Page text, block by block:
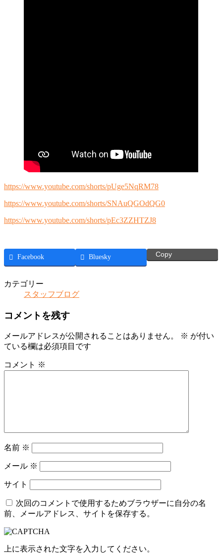
https://www.youtube.com/shorts/pUge5NqRM78
https://www.youtube.com/shorts/SNAuQGOdQG0
https://www.youtube.com/shorts/pEc3ZZHTZJ8
Facebook Bluesky Copy
カテゴリー
スタッフブログ
コメントを残す
メールアドレスが公開されることはありません。 ※ が付い
ている欄は必須項目です
コメント ※
名前 ※
メール ※
サイト
次回のコメントで使用するためブラウザーに自分の名
前、メールアドレス、サイトを保存する。
上に表示された文字を入力してください。